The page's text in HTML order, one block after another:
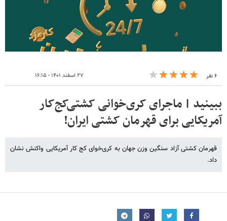
۶ نفر ۲۷ اسفند ۱۴۰۱ - ۱۶:۱۵
ببینید | ماجرای کری‌خوانی کشتی‌کج‌کار
آمریکایی برای قهرمان کشتی ایران!
قهرمان کشتی آزاد سنگین وزن جهان به کری‌خوای کج کار آمریکایی واکنش نشان
داد.